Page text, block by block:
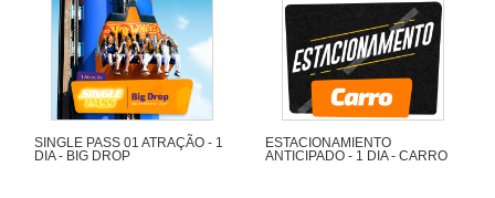
SINGLE PASS 01 ATRAÇÃO - 1
DIA - BIG DROP
ESTACIONAMIENTO
ANTICIPADO - 1 DIA - CARRO